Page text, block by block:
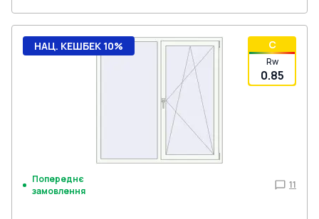
C
Rw
0.85
НАЦ. КЕШБЕК 10%
Попереднє
замовлення
11